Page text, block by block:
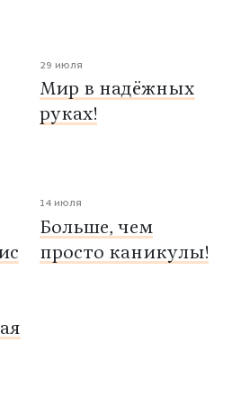
29 июля
Мир в надёжных
руках!
14 июля
Больше, чем
просто каникулы!